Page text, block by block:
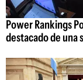
Power Rankings
destacado de una